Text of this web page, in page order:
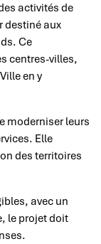
activités de
destiné aux
Ce
centres-villes,
en y
moderniser leurs
Elle
des territoires
avec un
le projet doit